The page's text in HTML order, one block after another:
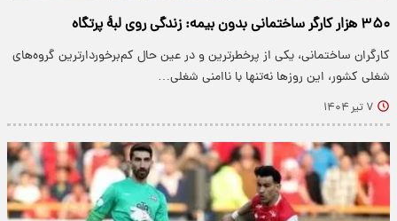
۳۵۰ هزار کارگر ساختمانی بدون بیمه: زندگی روی لبهٔ پرتگاه
کارگران ساختمانی، یکی از پرخطرترین و در عین حال کم‌برخوردارترین گروه‌های
شغلی کشور، این روزها نه‌تنها با ناامنی شغلی…
۷ تیر ۱۴۰۴